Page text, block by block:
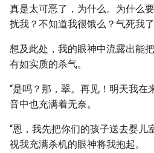
真是太可恶了，为什么。为什么
扰我？不知道我很饿么？气死我
想及此处，我的眼神中流露出能
有如实质的杀气。
“是吗？那，翠。再见！明天我在
音中也充满着无奈。
“恩，我先把你们的孩子送去婴儿
视我充满杀机的眼神将我抱起。